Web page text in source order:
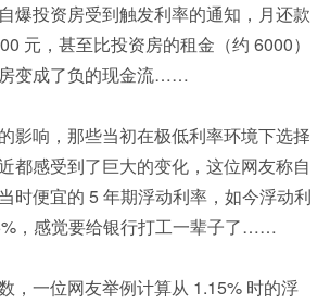
爆投资房受到触发利率的通知，月还款
元，甚至比投资房的租金（约 6000）
变成了负的现金流……
影响，那些当初在极低利率环境下选择
都感受到了巨大的变化，这位网友称自
时便宜的 5 年期浮动利率，如今浮动利
，感觉要给银行打工一辈子了……
，一位网友举例计算从 1.15% 时的浮